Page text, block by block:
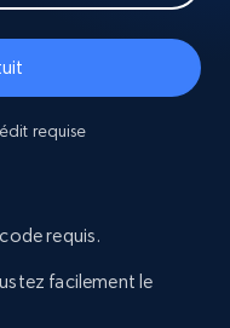
requise
requis.
facilement le